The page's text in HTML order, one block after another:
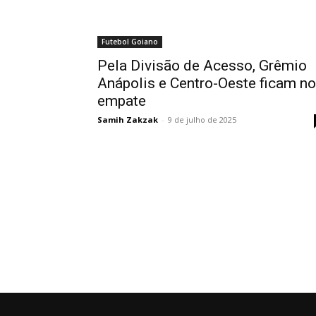
Futebol Goiano
Pela Divisão de Acesso, Grêmio
Anápolis e Centro-Oeste ficam no
empate
Samih Zakzak - 9 de julho de 2025